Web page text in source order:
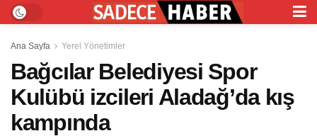
Ana Sayfa Yerel Yönetimler
Bağcılar Belediyesi Spor
Kulübü izcileri Aladağ’da kış
kampında